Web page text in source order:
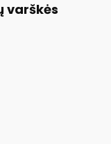
varškės